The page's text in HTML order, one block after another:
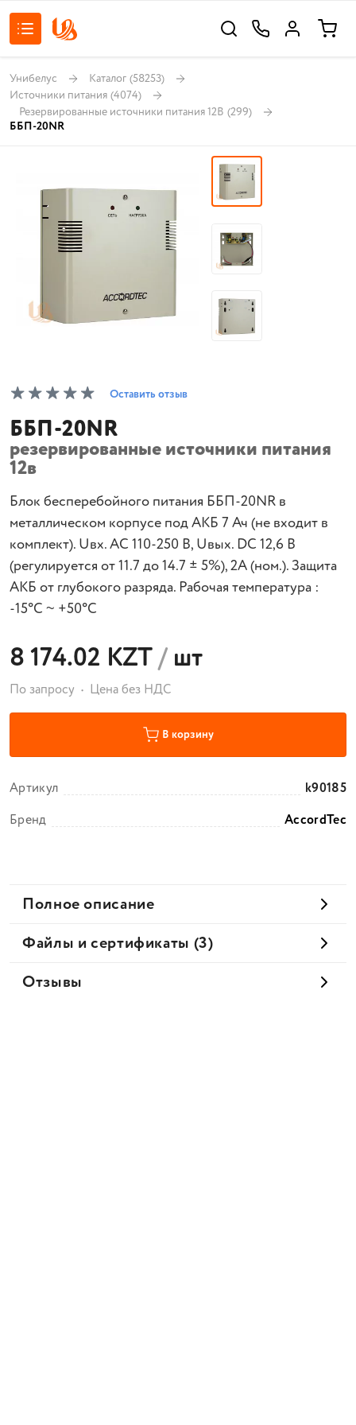
Унибелус Каталог (58253)
Источники питания (4074)
Резервированные источники питания 12В (299)
ББП-20NR
Оставить отзыв
ББП-20NR
резервированные источники питания
12в
Блок бесперебойного питания ББП-20NR в
металлическом корпусе под АКБ 7 Ач (не входит в
комплект). Uвх. AC 110-250 В, Uвых. DC 12,6 В
(регулируется от 11.7 до 14.7 ± 5%), 2A (ном.). Защита
АКБ от глубокого разряда. Рабочая температура :
-15°C ~ +50°C
8 174.02 KZT/шт
По запросу Цена без НДС
В корзину
Артикул
k90185
Бренд
AccordTec
Полное описание
Файлы и сертификаты (3)
Отзывы